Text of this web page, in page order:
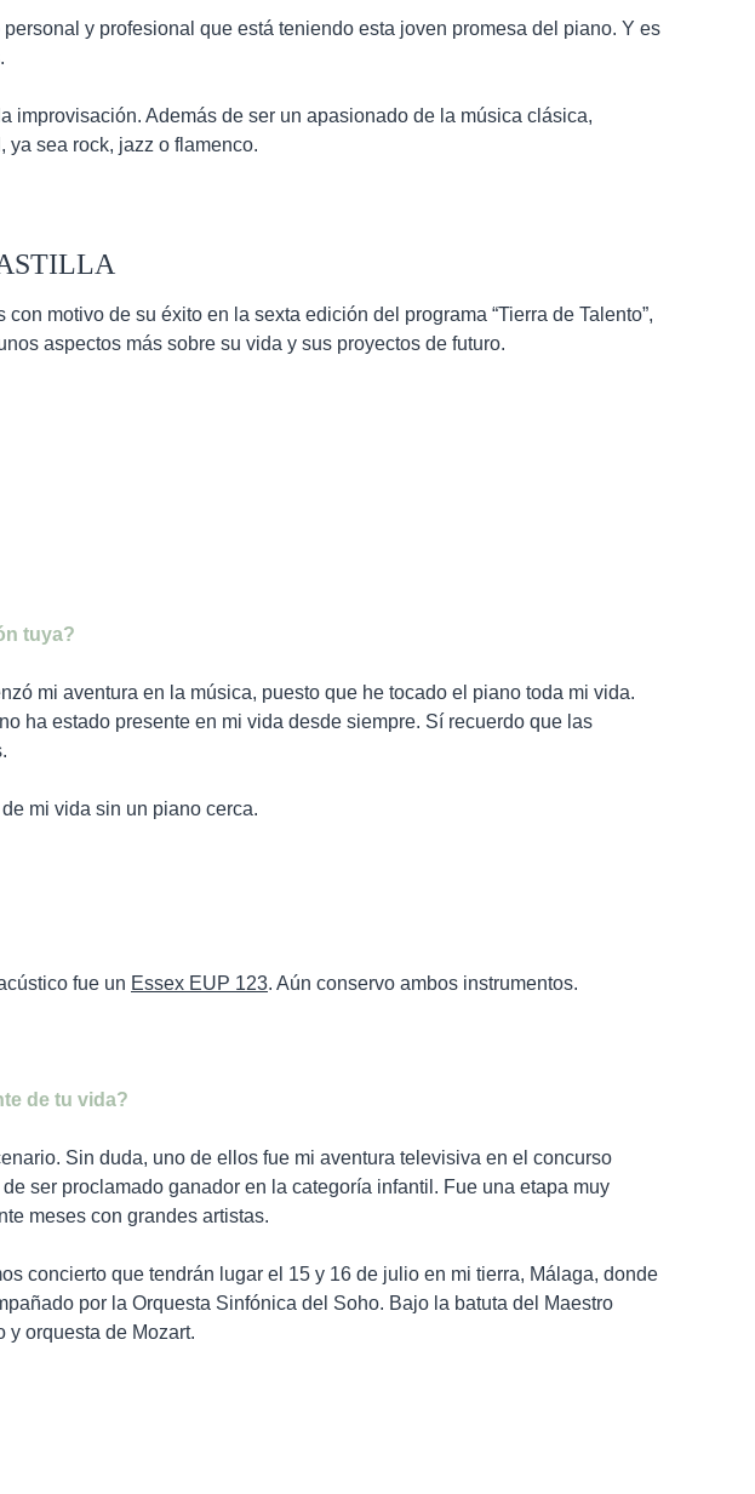
y profesional que está teniendo esta joven promesa del piano. Y es
improvisación. Además de ser un apasionado de la música clásica,
sea rock, jazz o flamenco.
motivo de su éxito en la sexta edición del programa “Tierra de Talento”,
aspectos más sobre su vida y sus proyectos de futuro.
tuya?
mi aventura en la música, puesto que he tocado el piano toda mi vida.
ha estado presente en mi vida desde siempre. Sí recuerdo que las
mi vida sin un piano cerca.
fue un Essex EUP 123. Aún conservo ambos instrumentos.
de tu vida?
Sin duda, uno de ellos fue mi aventura televisiva en el concurso
ser proclamado ganador en la categoría infantil. Fue una etapa muy
meses con grandes artistas.
concierto que tendrán lugar el 15 y 16 de julio en mi tierra, Málaga, donde
por la Orquesta Sinfónica del Soho. Bajo la batuta del Maestro
y orquesta de Mozart.